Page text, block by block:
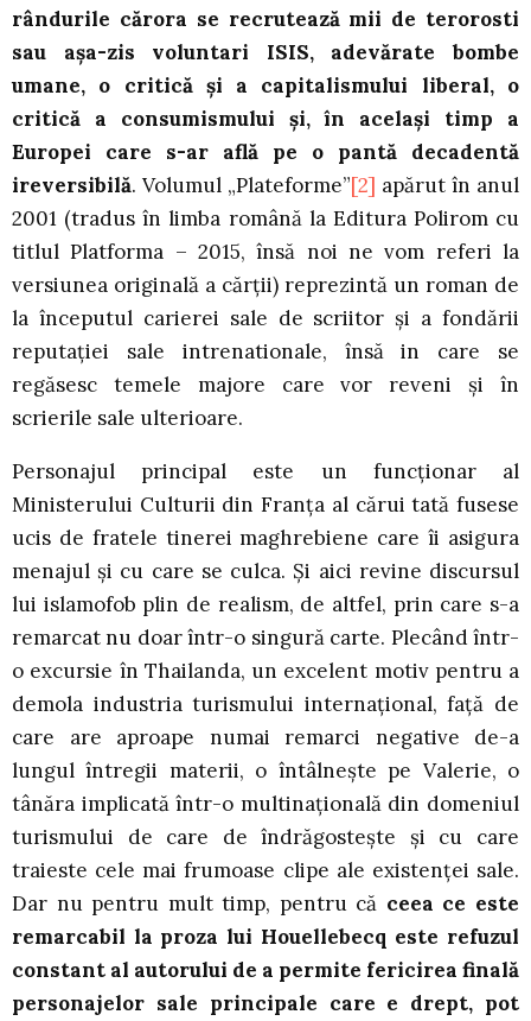
rândurile cărora se recrutează mii de terorosti
sau aşa-zis voluntari ISIS, adevărate bombe
umane, o critică şi a capitalismului liberal, o
critică a consumismului şi, în acelaşi timp a
Europei care s-ar află pe o pantă decadentă
ireversibilă. Volumul „Plateforme”[2] apărut în anul
2001 (tradus în limba română la Editura Polirom cu
titlul Platforma – 2015, însă noi ne vom referi la
versiunea originală a cărţii) reprezintă un roman de
la începutul carierei sale de scriitor şi a fondării
reputaţiei sale intrenationale, însă in care se
regăsesc temele majore care vor reveni şi în
scrierile sale ulterioare.
Personajul principal este un funcţionar al
Ministerului Culturii din Franţa al cărui tată fusese
ucis de fratele tinerei maghrebiene care îi asigura
menajul şi cu care se culca. Şi aici revine discursul
lui islamofob plin de realism, de altfel, prin care s-a
remarcat nu doar într-o singură carte. Plecând într-
o excursie în Thailanda, un excelent motiv pentru a
demola industria turismului internaţional, faţă de
care are aproape numai remarci negative de-a
lungul întregii materii, o întâlneşte pe Valerie, o
tânăra implicată într-o multinaţională din domeniul
turismului de care de îndrăgosteşte şi cu care
traieste cele mai frumoase clipe ale existenţei sale.
Dar nu pentru mult timp, pentru că ceea ce este
remarcabil la proza lui Houellebecq este refuzul
constant al autorului de a permite fericirea finală
personajelor sale principale care e drept, pot